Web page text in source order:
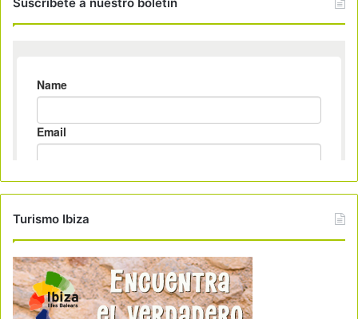
Suscribete a nuestro boletin
Turismo Ibiza